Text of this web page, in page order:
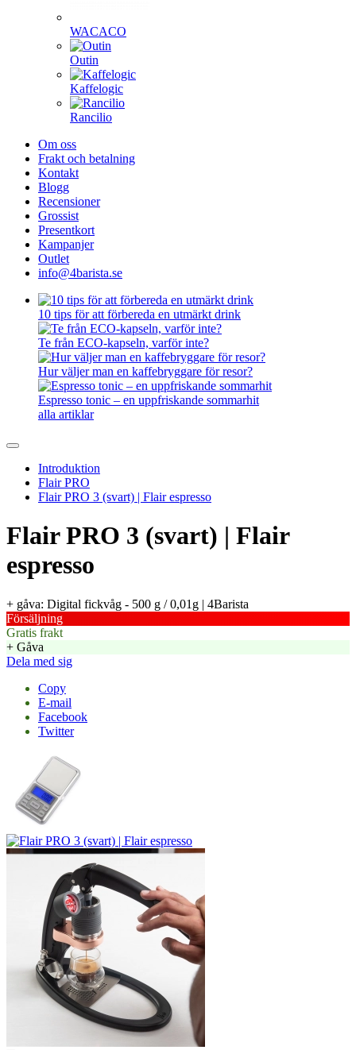
WACACO
Outin
Kaffelogic
Rancilio
Om oss
Frakt och betalning
Kontakt
Blogg
Recensioner
Grossist
Presentkort
Kampanjer
Outlet
info@4barista.se
10 tips för att förbereda en utmärkt drink
Te från ECO-kapseln, varför inte?
Hur väljer man en kaffebryggare för resor?
Espresso tonic – en uppfriskande sommarhit
alla artiklar
Introduktion
Flair PRO
Flair PRO 3 (svart) | Flair espresso
Flair PRO 3 (svart) | Flair
espresso
+ gåva: Digital fickvåg - 500 g / 0,01g | 4Barista
Försäljning
Gratis frakt
+ Gåva
Dela med sig
Copy
E-mail
Facebook
Twitter